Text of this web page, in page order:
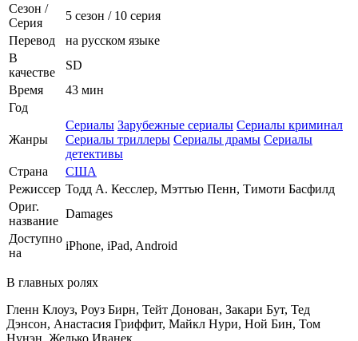
Сезон /
Серия
5 сезон / 10 серия
Перевод
на русском языке
В
качестве
SD
Время
43 мин
Год
Жанры
Сериалы Зарубежные сериалы Сериалы криминал
Сериалы триллеры Сериалы драмы Сериалы
детективы
Страна
США
Режиссер Тодд А. Кесслер, Мэттью Пенн, Тимоти Басфилд
Ориг.
название
Damages
Доступно
на
iPhone, iPad, Android
В главных ролях
Гленн Клоуз, Роуз Бирн, Тейт Донован, Закари Бут, Тед
Дэнсон, Анастасия Гриффит, Майкл Нури, Ной Бин, Том
Нунэн, Желько Иванек